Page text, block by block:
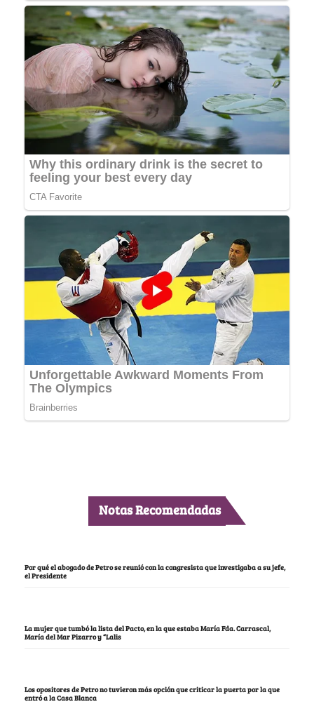
Notas Recomendadas
Por qué el abogado de Petro se reunió con la congresista que investigaba a su jefe,
el Presidente
La mujer que tumbó la lista del Pacto, en la que estaba María Fda. Carrascal,
María del Mar Pizarro y “Lalis
Los opositores de Petro no tuvieron más opción que criticar la puerta por la que
entró a la Casa Blanca